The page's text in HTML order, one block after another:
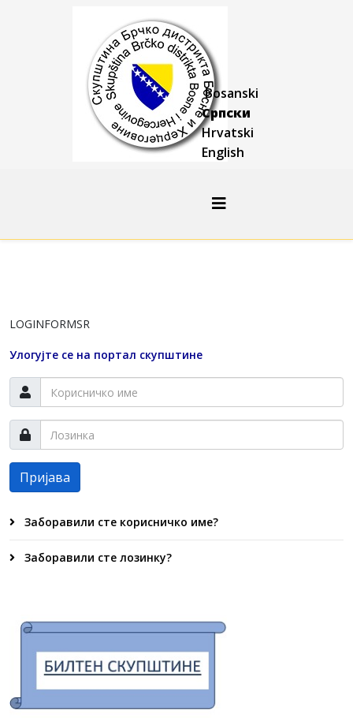
Bosanski
Српски
Hrvatski
English
LOGINFORMSR
Улогујте се на портал скупштине
Пријава
Заборавили сте корисничко име?
Заборавили сте лозинку?